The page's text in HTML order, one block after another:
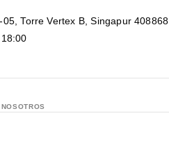
05, Torre Vertex B, Singapur 408868